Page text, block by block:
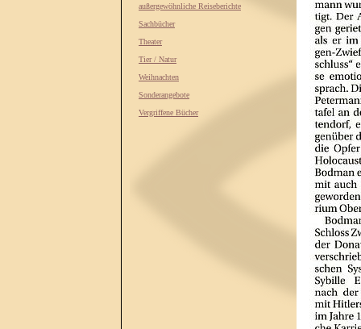
außergewöhnliche Reiseberichte
Sachbücher
Theater
Tier / Natur
Weihnachten
Sonderangebote
Vergriffene Bücher